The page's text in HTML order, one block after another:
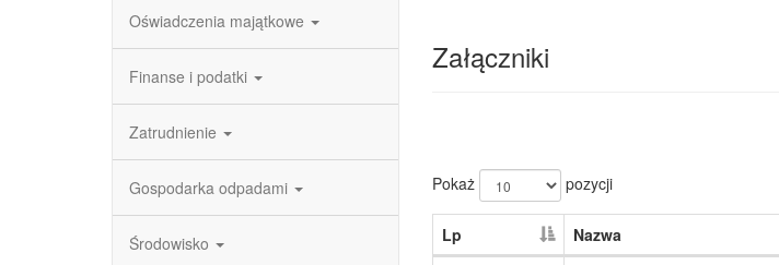
Oświadczenia majątkowe
Finanse i podatki
Zatrudnienie
Gospodarka odpadami
Środowisko
Załączniki
Pokaż pozycji
Lp Nazwa